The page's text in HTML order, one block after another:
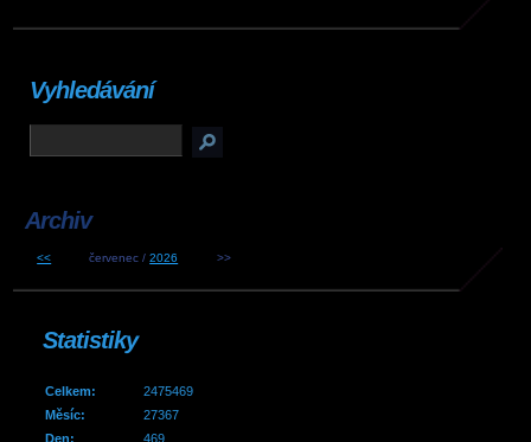
Vyhledávání
Archiv
<< červenec /2026 >>
Statistiky
Celkem:
2475469
Měsíc:
27367
Den:
469